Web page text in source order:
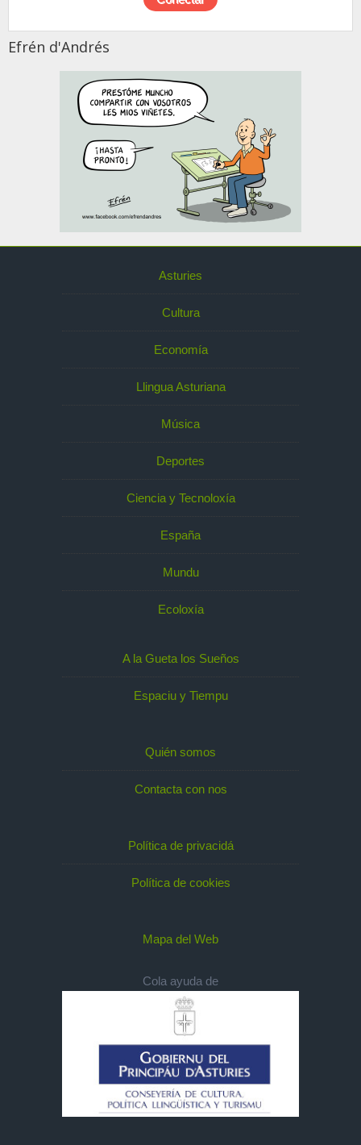
Efrén d'Andrés
Asturies
Cultura
Economía
Llingua Asturiana
Música
Deportes
Ciencia y Tecnoloxía
España
Mundu
Ecoloxía
A la Gueta los Sueños
Espaciu y Tiempu
Quién somos
Contacta con nos
Política de privacidá
Política de cookies
Mapa del Web
Cola ayuda de